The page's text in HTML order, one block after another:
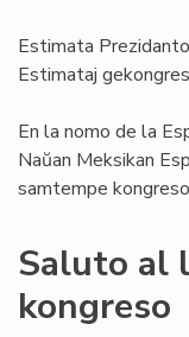
Estimata
Estimataj
En la nomo de la
Naŭan Meksikan
samtempe
Saluto al
kongreso